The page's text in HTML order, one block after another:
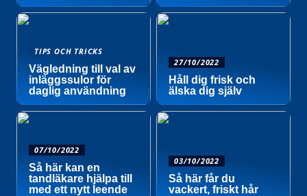
TIPS OCH TRICKS
Vägledning till val av
inläggssulor för
daglig användning
27/10/2022
Håll dig frisk och
älska dig själv
07/10/2022
Så här kan en
tandläkare hjälpa till
med ett nytt leende
03/10/2022
Så här får du
vackert, friskt hår